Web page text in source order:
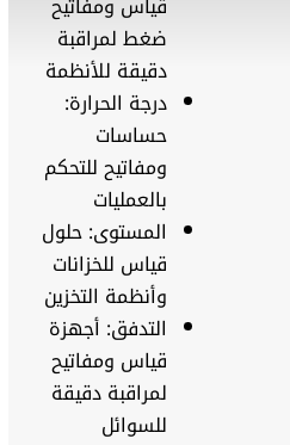
ضغط لمراقبة
دقيقة للأنظمة
درجة الحرارة:
حساسات
ومفاتيح للتحكم
بالعمليات
المستوى: حلول
قياس للخزانات
وأنظمة التخزين
التدفق: أجهزة
قياس ومفاتيح
لمراقبة دقيقة
للسوائل